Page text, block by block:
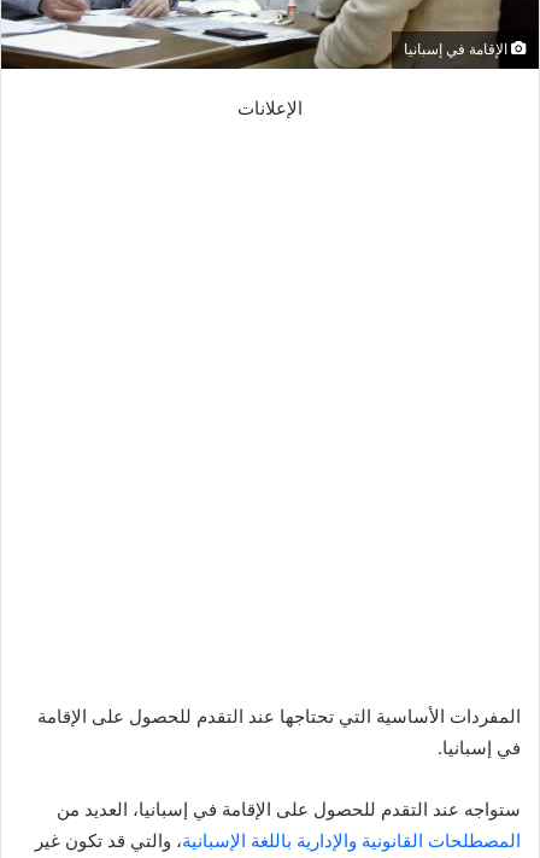
الإقامة في إسبانيا
الإعلانات
المفردات الأساسية التي تحتاجها عند التقدم للحصول على الإقامة
في إسبانيا.
ستواجه عند التقدم للحصول على الإقامة في إسبانيا، العديد من
المصطلحات القانونية والإدارية باللغة الإسبانية، والتي قد تكون غير